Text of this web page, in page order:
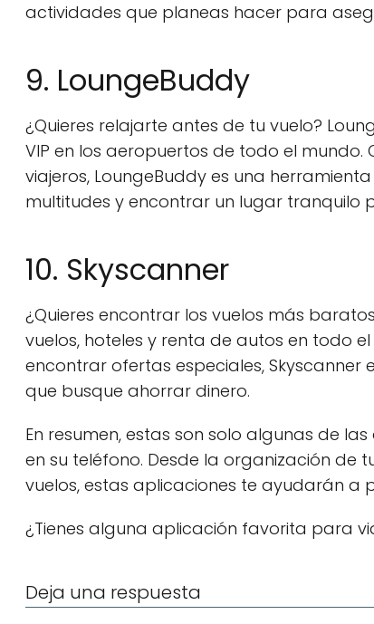
actividades que planeas hacer para
9. LoungeBuddy
¿Quieres relajarte antes de tu vuelo?
VIP en los aeropuertos de todo el
viajeros, LoungeBuddy es una
multitudes y encontrar un lugar tranquilo
10. Skyscanner
¿Quieres encontrar los vuelos más
vuelos, hoteles y renta de autos en todo
encontrar ofertas especiales,
que busque ahorrar dinero.
En resumen, estas son solo algunas de
en su teléfono. Desde la organización de
vuelos, estas aplicaciones te ayudarán a
¿Tienes alguna aplicación favorita para
Deja una respuesta